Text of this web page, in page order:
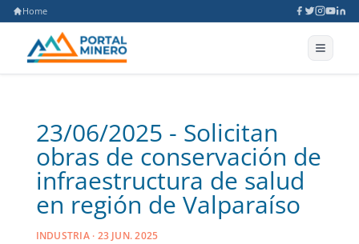
Home
23/06/2025 - Solicitan
obras de conservación de
infraestructura de salud
en región de Valparaíso
INDUSTRIA · 23 JUN. 2025